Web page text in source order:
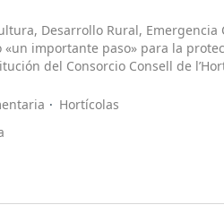
Desarrollo Rural, Emergencia
«un importante paso» para la
del Consorcio Consell de
Hortícolas